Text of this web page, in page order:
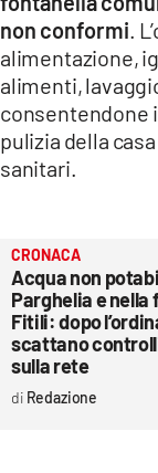
non conformi .
alimentazione,
alimenti,
consentendone
pulizia della
sanitari.
CRONACA
Acqua non
Parghelia e nella
Fitili: dopo
scattano
sulla rete
Redazione